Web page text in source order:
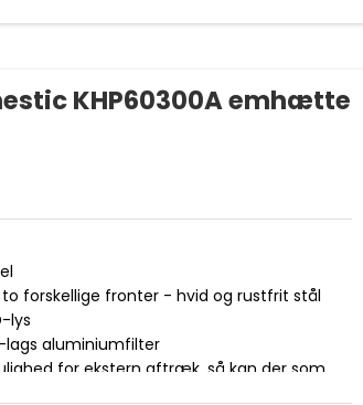
KHP60300A emhætte
forskellige fronter - hvid og rustfrit stål
lys
lags aluminiumfilter
for ekstern aftræk, så kan der som